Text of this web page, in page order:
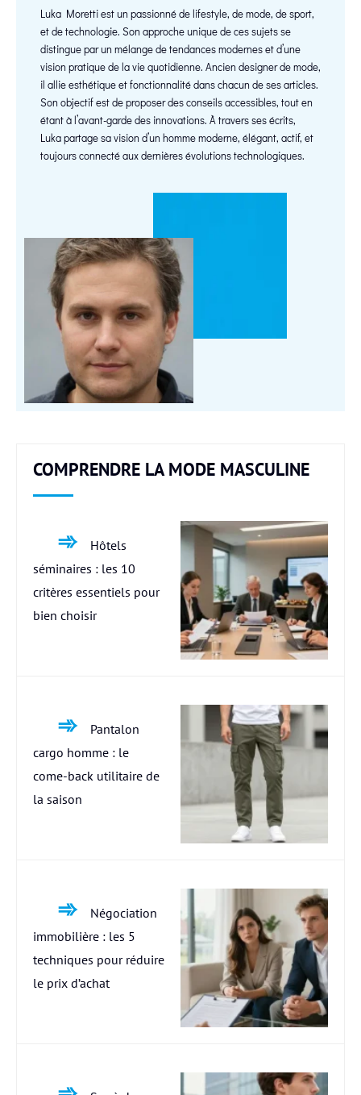
Luka Moretti est un passionné de lifestyle, de mode, de sport,
et de technologie. Son approche unique de ces sujets se
distingue par un mélange de tendances modernes et d’une
vision pratique de la vie quotidienne. Ancien designer de mode,
il allie esthétique et fonctionnalité dans chacun de ses articles.
Son objectif est de proposer des conseils accessibles, tout en
étant à l’avant-garde des innovations. À travers ses écrits,
Luka partage sa vision d’un homme moderne, élégant, actif, et
toujours connecté aux dernières évolutions technologiques.
COMPRENDRE LA MODE MASCULINE
Hôtels
séminaires : les 10
critères essentiels pour
bien choisir
Pantalon
cargo homme : le
come-back utilitaire de
la saison
Négociation
immobilière : les 5
techniques pour réduire
le prix d’achat